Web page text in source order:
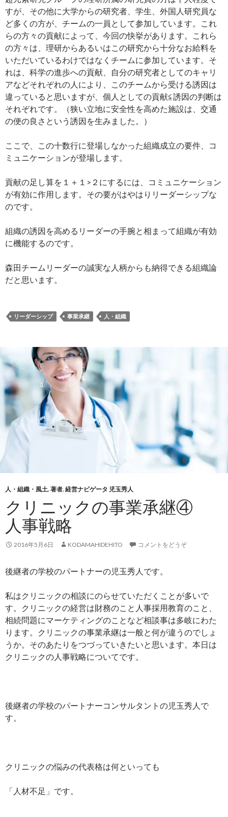
すが、その他に大学からの研究者、学生、外国人研究員な
ど多くの方が、チームの一員として参加しています。これ
らの方々の貢献によって、今回の快挙があります。これら
の方々は、理研からあるいはこの研究から十分なお給料を
いただいているわけではなくチームに参加しています。そ
れは、科学の進歩への貢献、自分の研究者としてのキャリ
アなどそれぞれの人により、このチームから受ける誘因は
違っていると思いますが、個人としての貢献≦誘因の判断は
それぞれです。（狭い立地に安全性を高めた施設は、交通
の便の良さという誘因を生みました。）
ここで、この十数行に登場しなかった組織成立の要件、コ
ミュニケーションが登場します。
貢献の足し算を１＋１>２にするには、コミュニケーション
が有効に作用します。その要がはやはりリーダーシップな
のです。
組織の誘因を高めるリーダーの手腕と相まって組織が有効
に機能するのです。
森田チームリーダーの誠実な人柄からも納得できる組織論
だと思います。
リーダーシップ 事業承継 人・組織
人・組織・風土, 著者, 経営ナビゲータ 児玉秀人
クリニックの事業承継④
人事戦略
2016年5月6日 KODAMAHIDEHITO コメントをどうぞ
後継者の学校のパートナーの児玉秀人です。
私はクリニックの相談にのらせていただくことが多いで
す。クリニックの経営は財務のこと人事採用教育のこと、
相続問題にマーケティングのことなど相談事は多岐にわた
ります。クリニックの事業承継は一般と何が違うのでしょ
うか。そのあたりをつづっていきたいと思います。本日は
クリニックの人事戦略についてです。
後継者の学校のパートナーコンサルタントの児玉秀人で
す。
クリニックの悩みの代表格は何といっても
「人材不足」です。